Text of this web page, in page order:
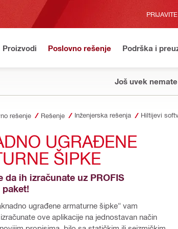
Proizvodi Poslovno rešenje Podrška i
Još uvek
rešenje Rešenje Inženjerska rešenja
UGRAĐENE
ŠIPKE
da ih izračunate uz PROFIS
ugrađene armaturne šipke“ vam
ove aplikacije na jednostavan način